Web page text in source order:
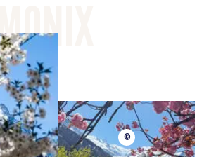
©